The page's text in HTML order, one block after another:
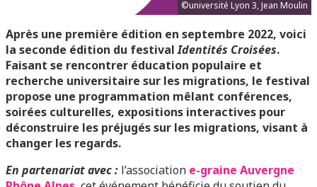
©université Lyon 3, Jean Moulin
Après une première édition en septembre 2022, voici
la seconde édition du festivalIdentités Croisées.
Faisant se rencontrer éducation populaire et
recherche universitaire sur les migrations, le festival
propose une programmation mêlant conférences,
soirées culturelles, expositions interactives pour
déconstruire les préjugés sur les migrations, visant à
changer les regards.
En partenariat avec : l’association e-graine Auvergne